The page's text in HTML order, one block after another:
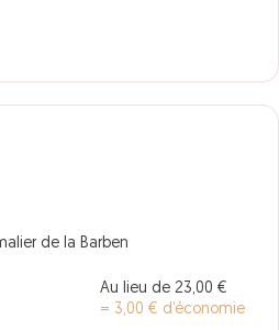
Enfant-
de la Barben
Au lieu de 23,00 €
= 3,00 € d’économie